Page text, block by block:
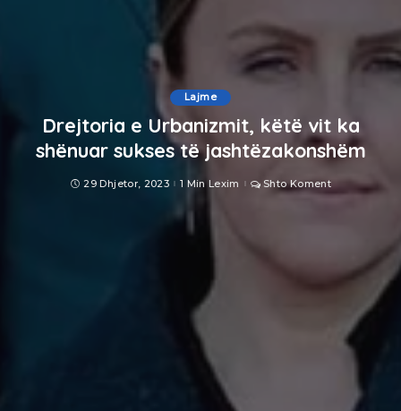
Lajme
Drejtoria e Urbanizmit, këtë vit ka
shënuar sukses të jashtëzakonshëm
29 Dhjetor, 2023 1 Min Lexim Shto Koment